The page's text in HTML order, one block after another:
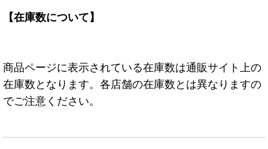
【在庫数について】
商品ページに表示されている在庫数は通販サイト上の
在庫数となります。各店舗の在庫数とは異なりますの
でご注意ください。